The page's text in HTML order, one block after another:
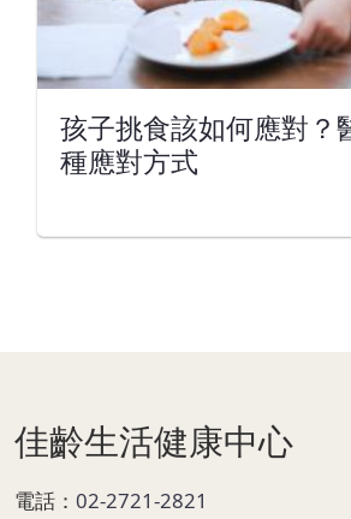
孩子挑食該如何應對？
種應對方式
佳齡生活健康中心
電話： 02-2721-2821